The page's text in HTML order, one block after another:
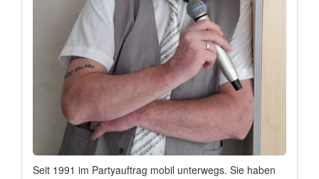
Seit 1991 im Partyauftrag mobil unterwegs. Sie haben